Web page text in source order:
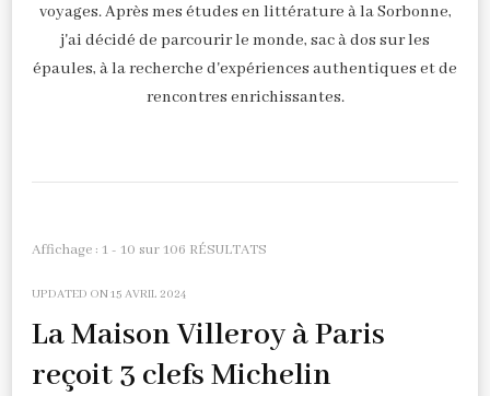
voyages. Après mes études en littérature à la Sorbonne,
j'ai décidé de parcourir le monde, sac à dos sur les
épaules, à la recherche d'expériences authentiques et de
rencontres enrichissantes.
Affichage : 1 - 10 sur 106 RÉSULTATS
UPDATED ON15 AVRIL 2024
La Maison Villeroy à Paris
reçoit 3 clefs Michelin